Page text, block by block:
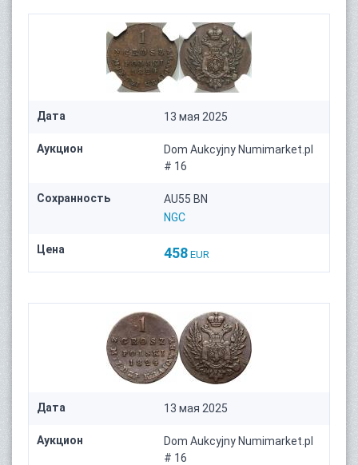
Дата 13 мая 2025
Аукцион
Dom Aukcyjny Numimarket.pl
# 16
Сохранность
AU55 BN
NGC
Цена 458 EUR
Дата 13 мая 2025
Аукцион
Dom Aukcyjny Numimarket.pl
# 16